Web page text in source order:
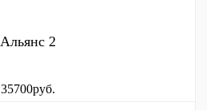
Альянс 2
35700руб.